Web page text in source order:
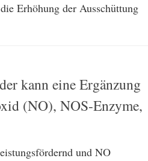
Erhöhung der Ausschüttung
kann eine Ergänzung
(NO), NOS-Enzyme,
und NO